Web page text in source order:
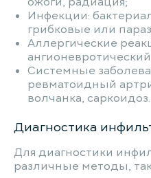
Инфекции:
грибковые или
Аллергические
Системные
ревматоидный
волчанка, саркоидоз.
Диагностика
Для диагностики
различные методы,